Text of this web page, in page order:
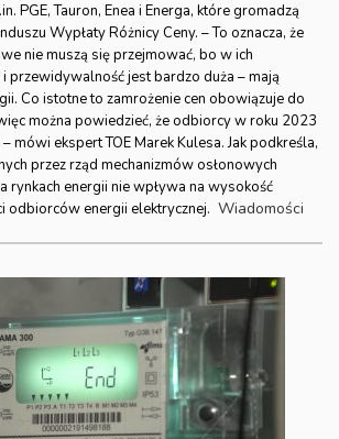
PGE, Tauron, Enea i Energa, które gromadzą
Wypłaty Różnicy Ceny. – To oznacza, że
nie muszą się przejmować, bo w ich
przewidywalność jest bardzo duża – mają
Co istotne to zamrożenie cen obowiązuje do
można powiedzieć, że odbiorcy w roku 2023
mówi ekspert TOE Marek Kulesa. Jak podkreśla,
przez rząd mechanizmów osłonowych
rynkach energii nie wpływa na wysokość
odbiorców energii elektrycznej. Wiadomości